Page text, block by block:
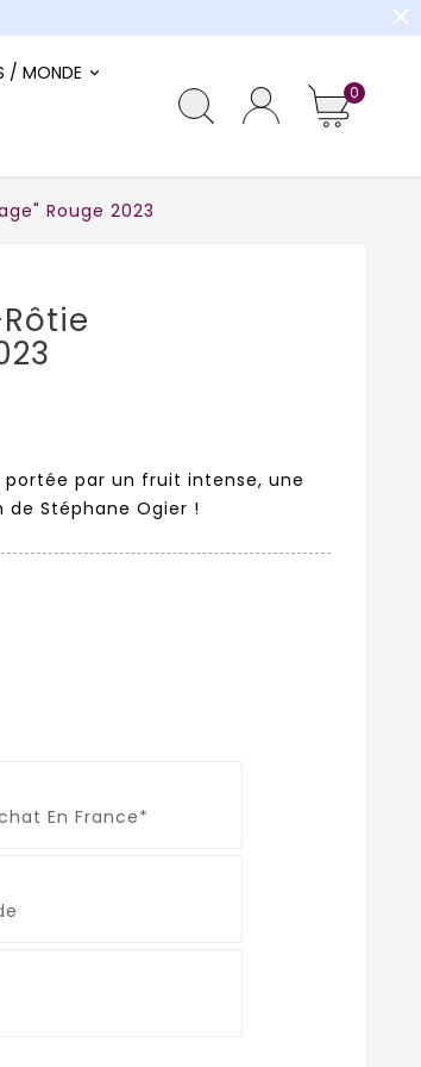
close
/ MONDE
0
Rouge 2023
par un fruit intense, une
Stéphane Ogier !
En France*